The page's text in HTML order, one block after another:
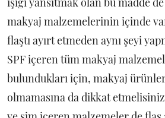
makyaj malzemelerinin içinde
flaştı ayırt etmeden aynı şeyi
SPF içeren tüm makyaj
bulundukları için, makyaj
olmamasına da dikkat